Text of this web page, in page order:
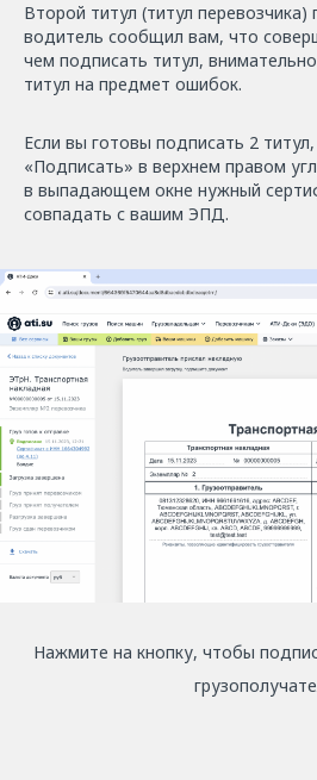
Второй титул (титул перевозчика)
водитель сообщил вам, что
чем подписать титул,
титул на предмет ошибок.
Если вы готовы подписать 2
«Подписать» в верхнем правом
в выпадающем окне нужный
совпадать с вашим ЭПД.
Нажмите на кнопку, чтобы